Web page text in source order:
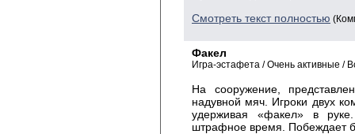
Смотреть текст полностью
Факел
Игра-эстафета / Очень активные /
На сооружение,
надувной мяч. Игроки двух
удерживая «факел» в
штрафное время. Побеждает